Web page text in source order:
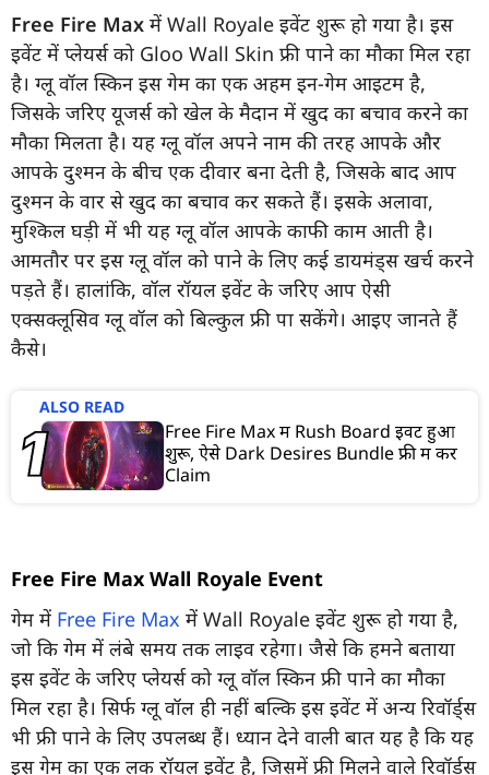
Free Fire Max में Wall Royale इवेंट शुरू हो गया है। इस
इवेंट में प्लेयर्स को Gloo Wall Skin फ्री पाने का मौका मिल रहा
है। ग्लू वॉल स्किन इस गेम का एक अहम इन-गेम आइटम है,
जिसके जरिए यूजर्स को खेल के मैदान में खुद का बचाव करने का
मौका मिलता है। यह ग्लू वॉल अपने नाम की तरह आपके और
आपके दुश्मन के बीच एक दीवार बना देती है, जिसके बाद आप
दुश्मन के वार से खुद का बचाव कर सकते हैं। इसके अलावा,
मुश्किल घड़ी में भी यह ग्लू वॉल आपके काफी काम आती है।
आमतौर पर इस ग्लू वॉल को पाने के लिए कई डायमंड्स खर्च करने
पड़ते हैं। हालांकि, वॉल रॉयल इवेंट के जरिए आप ऐसी
एक्सक्लूसिव ग्लू वॉल को बिल्कुल फ्री पा सकेंगे। आइए जानते हैं
कैसे।
ALSO READ
Free Fire Max में Rush Board इवेंट हुआ
शुरू, ऐसे Dark Desires Bundle फ्री में करें
Claim
Free Fire Max Wall Royale Event
गेम में Free Fire Max में Wall Royale इवेंट शुरू हो गया है,
जो कि गेम में लंबे समय तक लाइव रहेगा। जैसे कि हमने बताया
इस इवेंट के जरिए प्लेयर्स को ग्लू वॉल स्किन फ्री पाने का मौका
मिल रहा है। सिर्फ ग्लू वॉल ही नहीं बल्कि इस इवेंट में अन्य रिवॉर्ड्स
भी फ्री पाने के लिए उपलब्ध हैं। ध्यान देने वाली बात यह है कि यह
इस गेम का एक लक रॉयल इवेंट है, जिसमें फ्री मिलने वाले रिवॉर्ड्स